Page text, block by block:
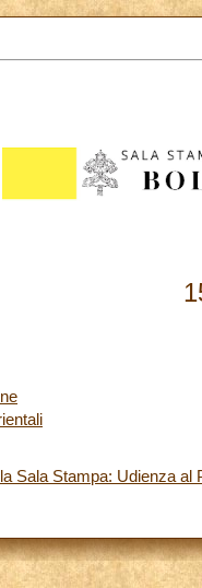
Sala Stampa: Udienza al